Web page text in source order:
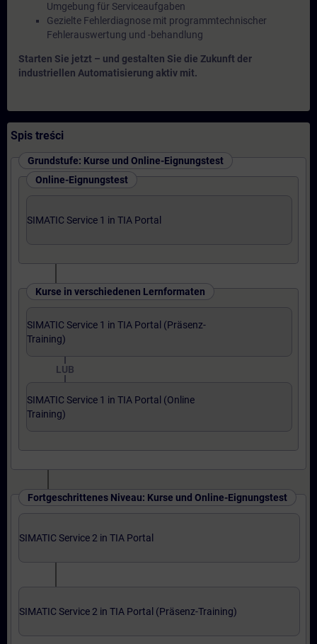
Umgebung für Serviceaufgaben
Gezielte Fehlerdiagnose mit programmtechnischer
Fehlerauswertung und -behandlung
Starten Sie jetzt – und gestalten Sie die Zukunft der
industriellen Automatisierung aktiv mit.
Spis treści
Grundstufe: Kurse und Online-Eignungstest
Online-Eignungstest
SIMATIC Service 1 in TIA Portal
Kurse in verschiedenen Lernformaten
SIMATIC Service 1 in TIA Portal (Präsenz-
Training)
LUB
SIMATIC Service 1 in TIA Portal (Online
Training)
Fortgeschrittenes Niveau: Kurse und Online-Eignungstest
SIMATIC Service 2 in TIA Portal
SIMATIC Service 2 in TIA Portal (Präsenz-Training)